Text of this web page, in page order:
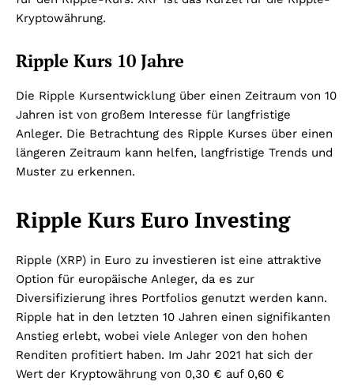
Kryptowährung.
Ripple Kurs 10 Jahre
Die Ripple Kursentwicklung über einen Zeitraum von 10
Jahren ist von großem Interesse für langfristige
Anleger. Die Betrachtung des Ripple Kurses über einen
längeren Zeitraum kann helfen, langfristige Trends und
Muster zu erkennen.
Ripple Kurs Euro Investing
Ripple (XRP) in Euro zu investieren ist eine attraktive
Option für europäische Anleger, da es zur
Diversifizierung ihres Portfolios genutzt werden kann.
Ripple hat in den letzten 10 Jahren einen signifikanten
Anstieg erlebt, wobei viele Anleger von den hohen
Renditen profitiert haben. Im Jahr 2021 hat sich der
Wert der Kryptowährung von 0,30 € auf 0,60 €